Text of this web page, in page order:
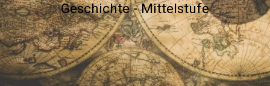
Geschichte - Mittelstufe